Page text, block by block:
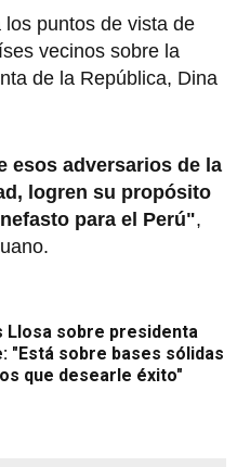
puntos de vista de
vecinos sobre la
de la República, Dina
esos adversarios de la
logren su propósito
para el Perú",
Llosa sobre presidenta
"Está sobre bases sólidas
que desearle éxito"